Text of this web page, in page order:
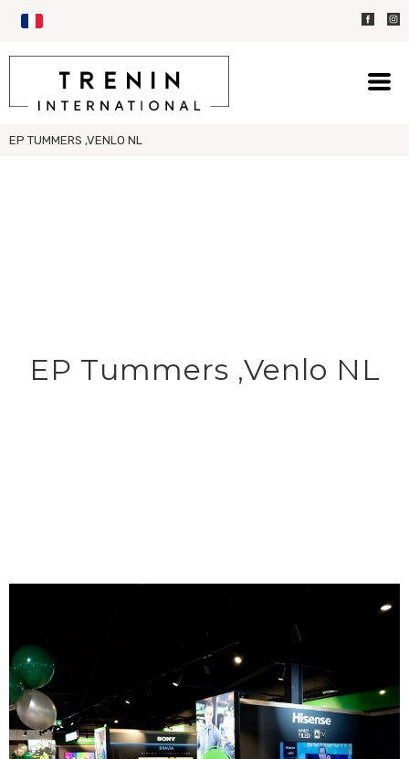
EP TUMMERS ,VENLO NL
EP Tummers ,Venlo NL